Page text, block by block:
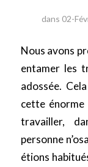
dans 02-
Nous avons
entamer les
adossée.
cette
travailler,
personne
étions